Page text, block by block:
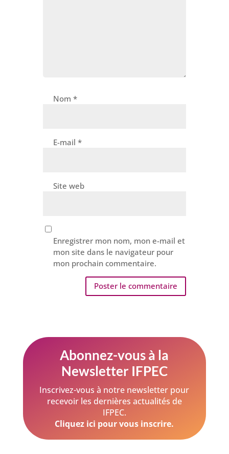
Nom *
E-mail *
Site web
Enregistrer mon nom, mon e-mail et
mon site dans le navigateur pour
mon prochain commentaire.
Abonnez-vous à la
Newsletter IFPEC
Inscrivez-vous à notre newsletter pour
recevoir les dernières actualités de
IFPEC.
Cliquez ici pour vous inscrire.